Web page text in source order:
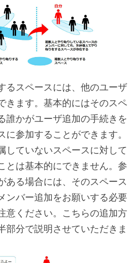
るスペースには、他のユーザ
きます。基本的にはそのスペ
誰かがユーザ追加の手続きを
に参加することができます。
していないスペースに対して
とは基本的にできません。参
ある場合には、そのスペース
ンバー追加をお願いする必要
意ください。こちらの追加方
部分で説明させていただきま